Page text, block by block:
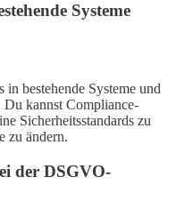
Systeme
bestehende Systeme und
kannst Compliance-
Sicherheitsstandards zu
zu ändern.
der DSGVO-